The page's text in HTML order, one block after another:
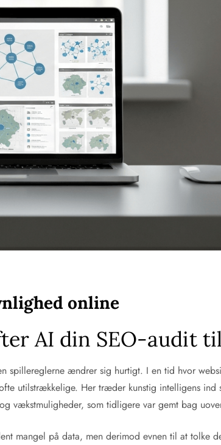
online
AI din SEO-audit
spillereglerne ændrer sig hurtigt. I en tid hvor
utilstrækkelige. Her træder kunstig intelligens
vækstmuligheder, som tidligere var gemt bag
mangel på data, men derimod evnen til at tolke